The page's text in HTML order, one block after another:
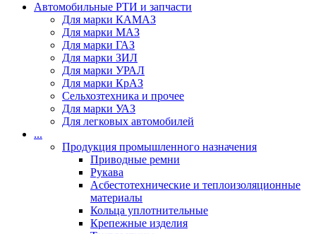
Автомобильные РТИ и запчасти
Для марки КАМАЗ
Для марки МАЗ
Для марки ГАЗ
Для марки ЗИЛ
Для марки УРАЛ
Для марки КрАЗ
Сельхозтехника и прочее
Для марки УАЗ
Для легковых автомобилей
...
Продукция промышленного назначения
Приводные ремни
Рукава
Асбестотехнические и теплоизоляционные
материалы
Кольца уплотнительные
Крепежные изделия